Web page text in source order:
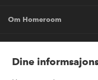
Dine
Om Homeroom